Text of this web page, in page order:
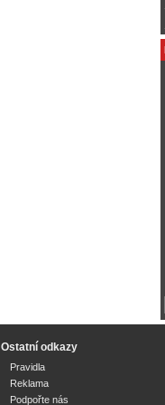
Ostatní odkazy
Pravidla
Reklama
Podpořte nás